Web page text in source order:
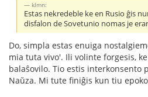
klmn:
Estas nekredeble ke en Rusio ĝis
disfalon de Sovetunio nomas je
Do, simpla estas enuiga
mia tuta vivo'. Ili volinte forgesis,
balaŝovilo. Tio estis interkonsento
Naŭza. Mi tute finiĝis kun tiu